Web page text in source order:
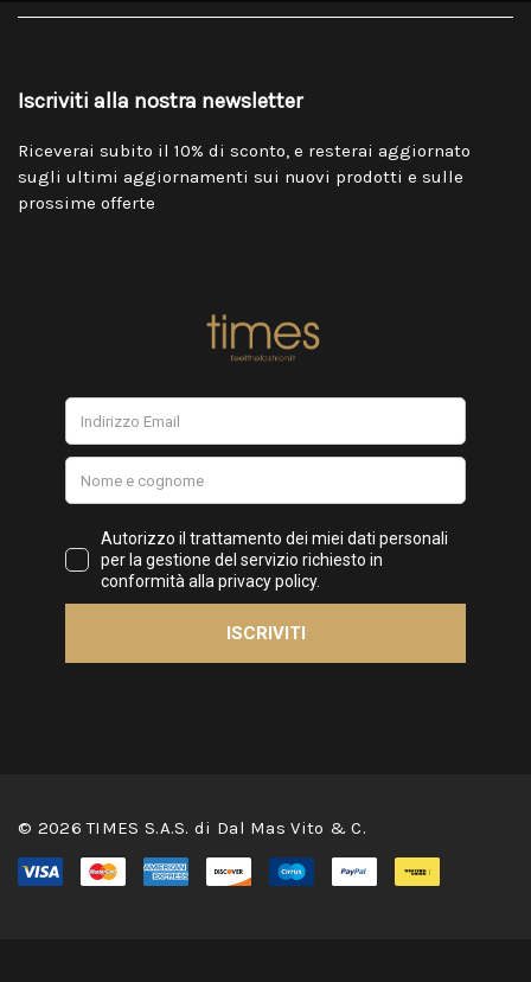
Iscriviti alla nostra newsletter
Riceverai subito il 10% di sconto, e resterai aggiornato
sugli ultimi aggiornamenti sui nuovi prodotti e sulle
prossime offerte
© 2026 TIMES S.A.S. di Dal Mas Vito & C.